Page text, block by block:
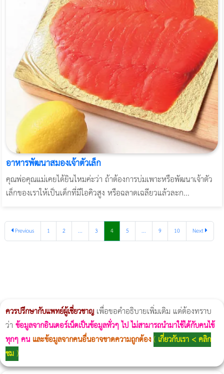
อาหารพัฒนาสมองเจ้าตัวเล็ก
คุณพ่อคุณแม่เคยได้ยินไหมค่ะว่า ถ้าต้องการบ่มเพาะหรือพัฒนาเจ้าตัว
เล็กของเราให้เป็นเด็กที่มีไอคิวสูง หรือฉลาดเฉลียวแล้วละก...
Previous 1 2 ... 3 4 5 ... 9 10 Next
ควรปรึกษากับแพทย์ผู้เชี่ยวชาญเพื่อขอคำอธิบายเพิ่มเติม แต่ต้องทราบ
ว่า ข้อมูลจากอินเตอร์เน็ตเป็นข้อมูลทั่วๆ ไป ไม่สามารถนำมาใช้ได้กับคนไข้
ทุกๆ คน และข้อมูลจากคนอื่นอาจขาดความถูกต้อง( เกี่ยวกับเรา < คลิก
ชม)